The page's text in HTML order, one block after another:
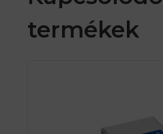
termékek